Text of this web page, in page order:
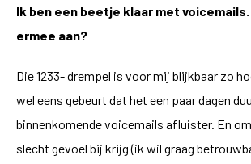
Ik ben een beetje klaar met
ermee aan?
Die 1233- drempel is voor mij blijkbaar zo
wel eens gebeurt dat het een paar dagen
binnenkomende voicemails afluister. En
slecht gevoel bij krijg (ik wil graag